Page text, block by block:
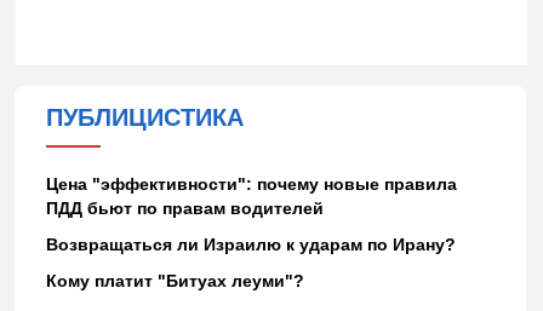
ПУБЛИЦИСТИКА
Цена "эффективности": почему новые правила
ПДД бьют по правам водителей
Возвращаться ли Израилю к ударам по Ирану?
Кому платит "Битуах леуми"?